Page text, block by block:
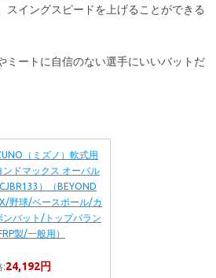
スイングスピードを上げることができる
ミートに自信のない選手にいいバットだ
（ミズノ）軟式用
ンドマックス オーバル
）（BEYOND
野球/ベースボール/カ
ンバット/トップバラン
製/一般用）
:24,192円